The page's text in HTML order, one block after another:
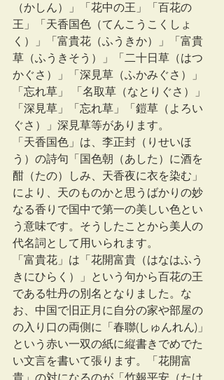
（かしん）」「花中の王」「百花の
王」「天香国色（てんこうこくしょ
く）」「富貴花（ふうきか）」「富貴
草（ふうきそう）」「二十日草（はつ
かぐさ）」「深見草（ふかみぐさ）」
「忘れ草」 「名取草（なとりぐさ）」
「深見草」「忘れ草」「鎧草（よろい
ぐさ）」深見草等があります。
「天香国色」は、李正封（りせいほ
う）の詩句「国色朝（あした）に酒を
酣（たの）しみ、天香夜に衣を染む」
により、天のものかと思うばかりの妙
なる香りで国中で第一の美しい色とい
う意味です。そうしたことから美人の
代名詞として用いられます。
「富貴花」は「花開富貴（はなはふう
きにひらく）」という句から百花の王
である牡丹の別名となりました。な
お、中国で旧正月に自分の家や部屋の
の入り口の両側に「春聯(しゅんれん)」
という赤い一双の紙に縦書きでめでた
い文言を書いて張ります。「花開富